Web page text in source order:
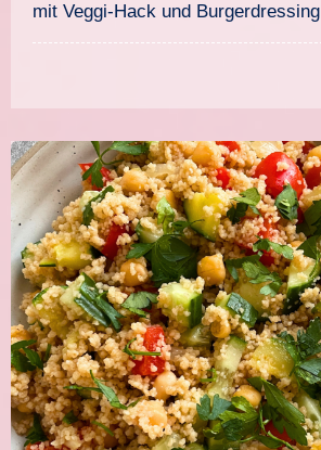
mit Veggi-Hack und Burgerdressing